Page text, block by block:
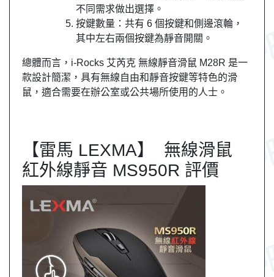
不同需求做出選擇。
按鍵數量：共有 6 個按鍵和側邊滾輪，
其中左右兩個按鍵為靜音開關。
總體而言，i-Rocks 艾芮克 無線靜音滑鼠 M28R 是一
款設計簡潔，具有無線自由和靜音按鍵等特色的滑
鼠，適合需要在辦公室或公共場所使用的人士。
【雷馬 LEXMA】 無線滑鼠
紅外線靜音 MS950R 評價